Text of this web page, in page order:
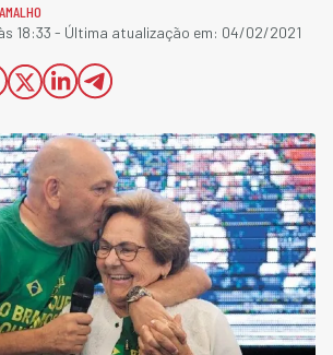
18:33 - Última atualização em: 04/02/2021